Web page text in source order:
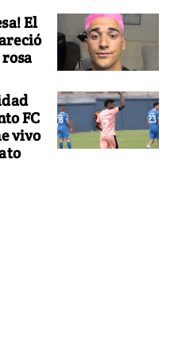
El
FC
vivo